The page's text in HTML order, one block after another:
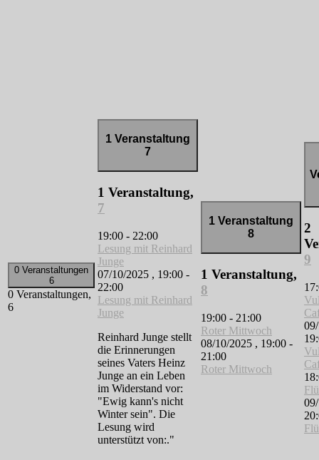
0 Veranstaltungen
6
0 Veranstaltungen,
6
1 Veranstaltung
7
1 Veranstaltung,
7
19:00 - 22:00
Lesung mit Reinhard
Junge
07/10/2025 , 19:00 -
22:00
Lesung mit Reinhard
Junge
Reinhard Junge stellt
die Erinnerungen
seines Vaters Heinz
Junge an ein Leben
im Widerstand vor:
"Ewig kann's nicht
Winter sein". Die
Lesung wird
unterstützt von:."
1 Veranstaltung
8
1 Veranstaltung,
8
19:00 - 21:00
Roter Mittwoch
08/10/2025 , 19:00 -
21:00
Roter Mittwoch
2
9